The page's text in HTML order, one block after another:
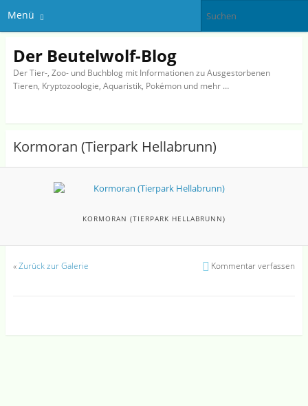
Menü
Der Beutelwolf-Blog
Der Tier-, Zoo- und Buchblog mit Informationen zu Ausgestorbenen
Tieren, Kryptozoologie, Aquaristik, Pokémon und mehr …
Kormoran (Tierpark Hellabrunn)
KORMORAN (TIERPARK HELLABRUNN)
«Zurück zur Galerie Kommentar verfassen